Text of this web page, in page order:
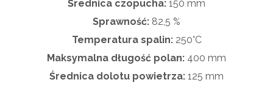
Średnica czopucha: 150 mm
Sprawność: 82,5 %
Temperatura spalin: 250°C
Maksymalna długość polan: 400 mm
Średnica dolotu powietrza: 125 mm